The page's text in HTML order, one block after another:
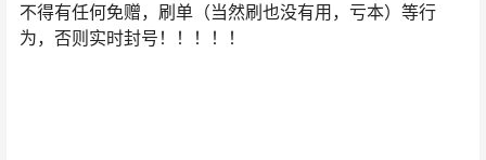
不得有任何免赠，刷单（当然刷也没有用，亏本）等行
为，否则实时封号！！！！！